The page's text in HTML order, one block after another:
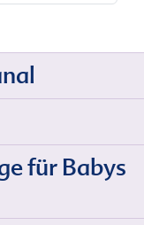
für Babys